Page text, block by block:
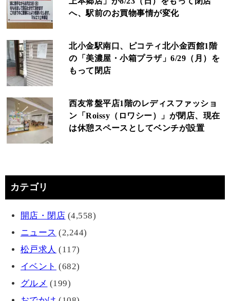
へ、駅前のお買物事情が変化
北小金駅南口、ピコティ北小金西館1階
の「美濃屋・小箱プラザ」6/29（月）を
もって閉店
西友常盤平店1階のレディスファッショ
ン「Roissy（ロワシー）」が閉店、現在
は休憩スペースとしてベンチが設置
カテゴリ
開店・閉店 (4,558)
ニュース (2,244)
松戸求人 (117)
イベント (682)
グルメ (199)